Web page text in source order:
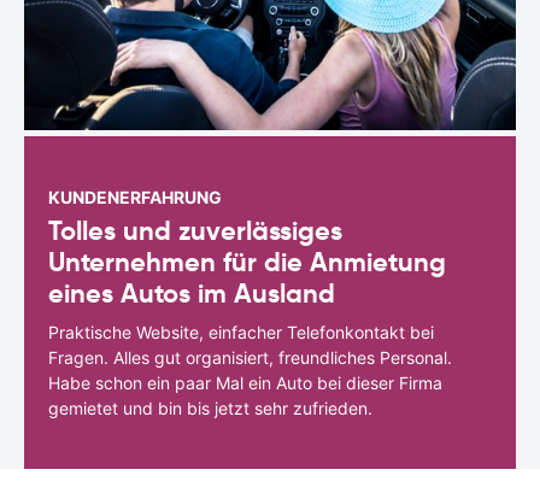
KUNDENERFAHRUNG
Tolles und zuverlässiges
Unternehmen für die Anmietung
eines Autos im Ausland
Praktische Website, einfacher Telefonkontakt bei
Fragen. Alles gut organisiert, freundliches Personal.
Habe schon ein paar Mal ein Auto bei dieser Firma
gemietet und bin bis jetzt sehr zufrieden.